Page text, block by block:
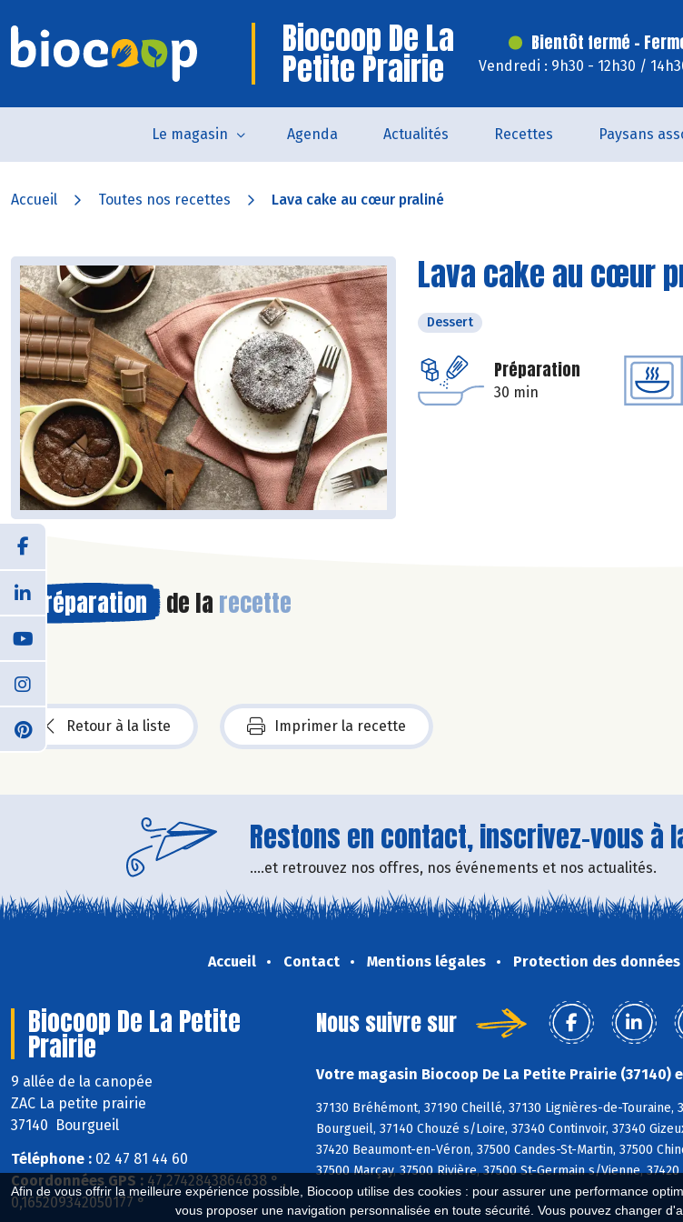
Afin de vous offrir la meilleure expérience possible, Biocoop utilise des cookies : pour assurer une performance
vous proposer une navigation personnalisée en toute sécurité. Vous pouvez changer
Biocoop De La
Petite Prairie
Bientôt fermé -
Vendredi : 9h30 - 12h30 /
Le magasin Agenda Actualités Recettes Paysans
Accueil Toutes nos recettes Lava cake au cœur praliné
Lava cake au cœur
Dessert
Préparation
30 min
Préparation de la recette
Retour à la liste Imprimer la recette
Restons en contact, inscrivez-vous à
....et retrouvez nos offres, nos événements et nos actualités.
Accueil Contact Mentions légales Protection des données
Biocoop De La Petite
Prairie
9 allée de la canopée
ZAC La petite prairie
37140 Bourgueil
Téléphone : 02 47 81 44 60
Coordonnées GPS : 47,2742843864638 ° ,
0,165209342050177 °
Nous suivre sur
Votre magasin Biocoop De La Petite Prairie (37140)
37130 Bréhémont, 37190 Cheillé, 37130 Lignières-de-Touraine,
Bourgueil, 37140 Chouzé s/Loire, 37340 Continvoir, 37340
37420 Beaumont-en-Véron, 37500 Candes-St-Martin, 37500
37500 Marçay, 37500 Rivière, 37500 St-Germain s/Vienne,